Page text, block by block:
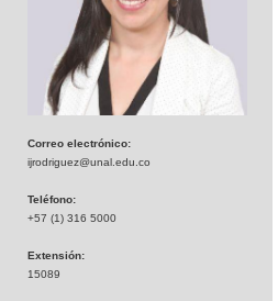
Correo electrónico:
ijrodriguez@unal.edu.co
Teléfono:
+57 (1) 316 5000
Extensión:
15089